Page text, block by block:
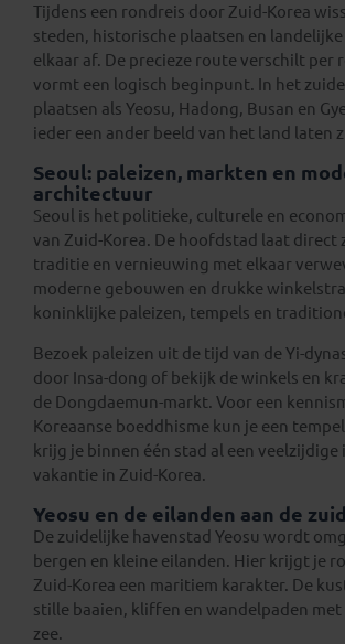
Tijdens een rondreis door Zuid-Korea
steden, historische plaatsen en
elkaar af. De precieze route verschilt per
vormt een logisch beginpunt. In het
plaatsen als Yeosu, Hadong, Busan en
ieder een ander beeld van het land laten
Seoul: paleizen, markten en
architectuur
Seoul is het politieke, culturele en
van Zuid-Korea. De hoofdstad laat direct
traditie en vernieuwing met elkaar
moderne gebouwen en drukke
koninklijke paleizen, tempels en
Bezoek paleizen uit de tijd van de Yi-
door Insa-dong of bekijk de winkels en
de Dongdaemun-markt. Voor een
Koreaanse boeddhisme kun je een
krijg je binnen één stad al een veelzijdige
vakantie in Zuid-Korea.
Yeosu en de eilanden aan de
De zuidelijke havenstad Yeosu wordt
bergen en kleine eilanden. Hier krijgt je
Zuid-Korea een maritiem karakter. De
stille baaien, kliffen en wandelpaden
zee.